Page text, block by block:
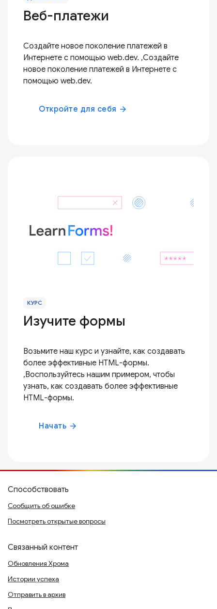
Веб-платежи
Создайте новое поколение платежей в
Интернете с помощью web.dev. ,Создайте
новое поколение платежей в Интернете с
помощью web.dev.
Откройте для себя arrow_forward
КУРС
Изучите формы
Возьмите наш курс и узнайте, как создавать
более эффективные HTML-формы.
,Воспользуйтесь нашим примером, чтобы
узнать, как создавать более эффективные
HTML-формы.
Начать arrow_forward
Способствовать
Сообщить об ошибке
Посмотреть открытые вопросы
Связанный контент
Обновления Хрома
Истории успеха
Отправить в архив